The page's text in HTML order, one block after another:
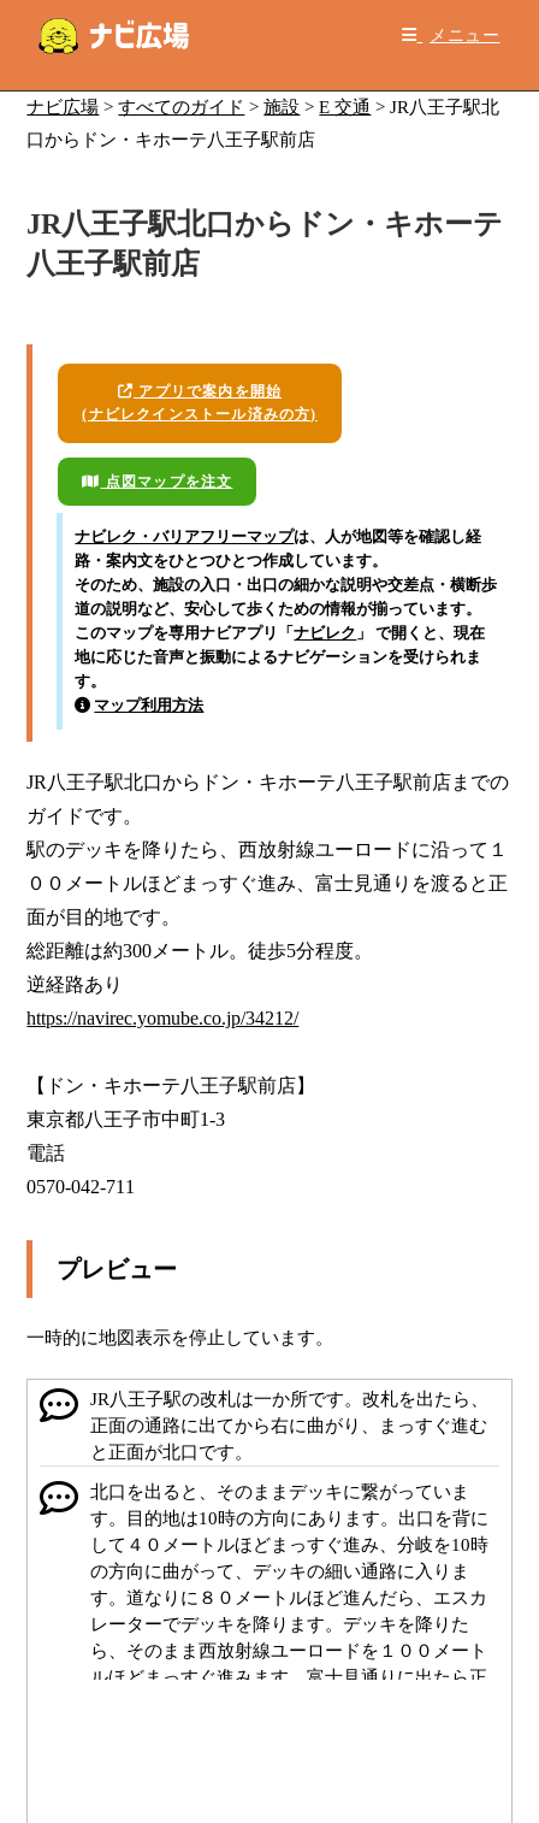
メニュー
ナビ広場 >すべてのガイド >施設 >E 交通 >JR八王子駅北
口からドン・キホーテ八王子駅前店
JR八王子駅北口からドン・キホーテ
八王子駅前店
アプリで案内を開始
(ナビレクインストール済みの方)
点図マップを注文
ナビレク・バリアフリーマップは、人が地図等を確認し経
路・案内文をひとつひとつ作成しています。
そのため、施設の入口・出口の細かな説明や交差点・横断歩
道の説明など、安心して歩くための情報が揃っています。
このマップを専用ナビアプリ「ナビレク 」 で開くと、現在
地に応じた音声と振動によるナビゲーションを受けられま
す。
マップ利用方法
JR八王子駅北口からドン・キホーテ八王子駅前店までの
ガイドです。
駅のデッキを降りたら、西放射線ユーロードに沿って１
００メートルほどまっすぐ進み、富士見通りを渡ると正
面が目的地です。
総距離は約300メートル。徒歩5分程度。
https://navirec.yomube.co.jp/34212/
【ドン・キホーテ八王子駅前店】
東京都八王子市中町1-3
電話
0570-042-711
プレビュー
一時的に地図表示を停止しています。
JR八王子駅の改札は一か所です。改札を出たら、
正面の通路に出てから右に曲がり、まっすぐ進む
と正面が北口です。
北口を出ると、そのままデッキに繋がっていま
す。目的地は10時の方向にあります。出口を背に
して４０メートルほどまっすぐ進み、分岐を10時
の方向に曲がって、デッキの細い通路に入りま
す。道なりに８０メートルほど進んだら、エスカ
レーターでデッキを降ります。デッキを降りた
ら、そのまま西放射線ユーロードを１００メート
ルほどまっすぐ進みます。富士見通りに出たら正